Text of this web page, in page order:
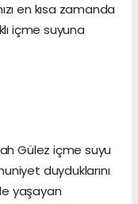
en kısa zamanda
içme suyuna
Gülez içme suyu
duyduklarını
yaşayan